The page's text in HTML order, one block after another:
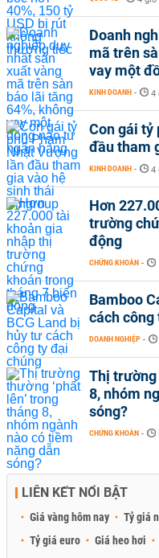
Doanh
mã trên
vay một
KINH DOANH - 4
Con gái tỷ
đầu tham
KINH DOANH - 4
Hơn
trường
động
CHỨNG KHOÁN -
Bamboo
cách công
DOANH NGHIỆP -
Thị trường
8, nhóm
sóng?
CHỨNG KHOÁN -
LIÊN KẾT NỔI BẬT
Giá vàng hôm nay Tỷ giá
Tỷ giá euro
Giá heo hơi